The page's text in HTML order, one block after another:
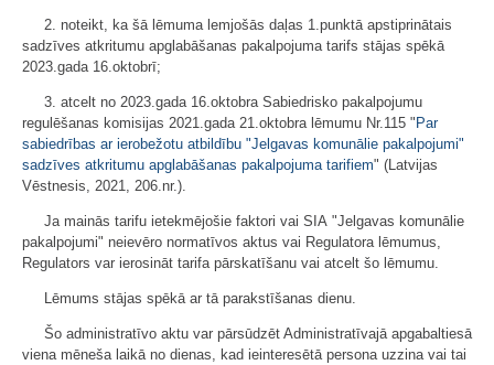
2. noteikt, ka šā lēmuma lemjošās daļas 1.punktā apstiprinātais
sadzīves atkritumu apglabāšanas pakalpojuma tarifs stājas spēkā
2023.gada 16.oktobrī;
3. atcelt no 2023.gada 16.oktobra Sabiedrisko pakalpojumu
regulēšanas komisijas 2021.gada 21.oktobra lēmumu Nr.115 " Par
sabiedrības ar ierobežotu atbildību "Jelgavas komunālie pakalpojumi"
sadzīves atkritumu apglabāšanas pakalpojuma tarifiem" (Latvijas
Vēstnesis, 2021, 206.nr.).
Ja mainās tarifu ietekmējošie faktori vai SIA "Jelgavas komunālie
pakalpojumi" neievēro normatīvos aktus vai Regulatora lēmumus,
Regulators var ierosināt tarifa pārskatīšanu vai atcelt šo lēmumu.
Lēmums stājas spēkā ar tā parakstīšanas dienu.
Šo administratīvo aktu var pārsūdzēt Administratīvajā apgabaltiesā
viena mēneša laikā no dienas, kad ieinteresētā persona uzzina vai tai